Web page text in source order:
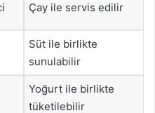
Çay ile servis edilir
Süt ile birlikte
sunulabilir
Yoğurt ile birlikte
tüketilebilir